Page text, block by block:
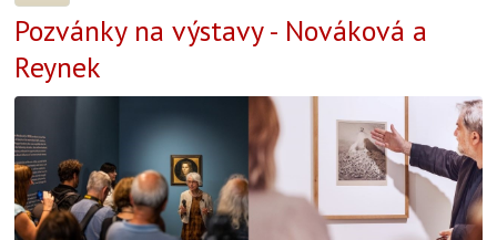
Pozvánky na výstavy - Nováková a
Reynek